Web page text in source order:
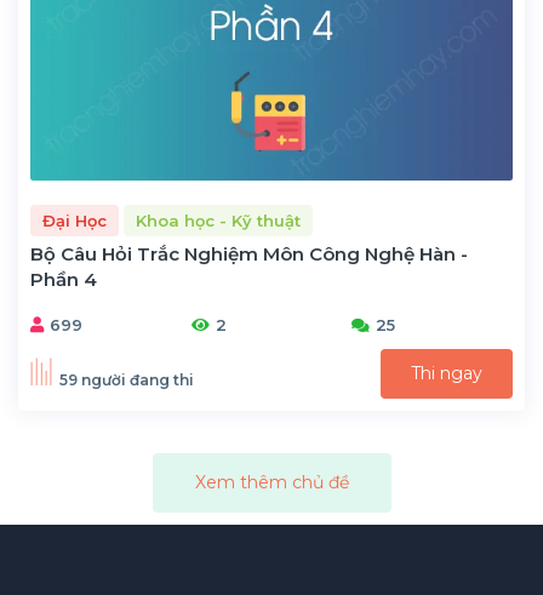
Đại Học Khoa học - Kỹ thuật
Bộ Câu Hỏi Trắc Nghiệm Môn Công Nghệ Hàn -
Phần 4
699 2 25
59 người đang thi Thi ngay
Xem thêm chủ đề